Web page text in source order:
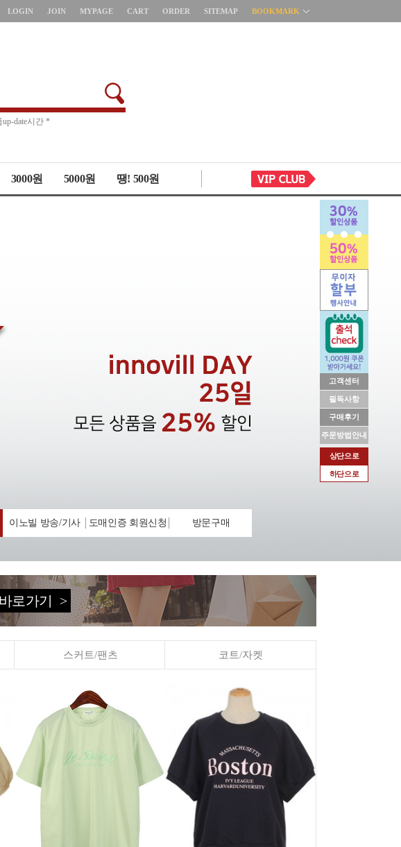
고객센터
필독사항
구매후기
주문방법안내
상단으로
하단으로
LOGIN JOIN MYPAGE CART ORDER SITEMAP BOOKMARK
취소 제한 *
up-date시간 *
3000원 5000원 땡! 500원
이노빌 방송/기사 도매인증 회원신청 방문구매
바로가기 >
스커트/팬츠 코트/자켓